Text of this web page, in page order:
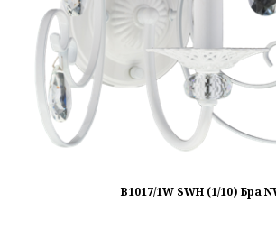
B1017/1W SWH (1/10) Бра